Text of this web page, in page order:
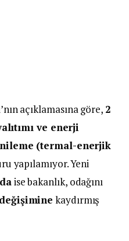
açıklamasına göre, 2
ve enerji
(termal-enerjik
yapılamıyor. Yeni
ise bakanlık, odağını
kaydırmış